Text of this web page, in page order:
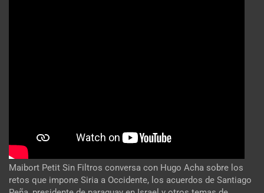
Maibort Petit Sin Filtros conversa con Hugo Acha sobre los
retos que impone Siria a Occidente, los acuerdos de Santiago